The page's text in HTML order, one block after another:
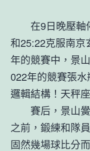
在9日晚壓
和25:22克服南京
年的競賽中，景
022年的競賽張
邏輯結構！天秤
賽后，景山
之前，鍛練和隊員
固然幾場球比分